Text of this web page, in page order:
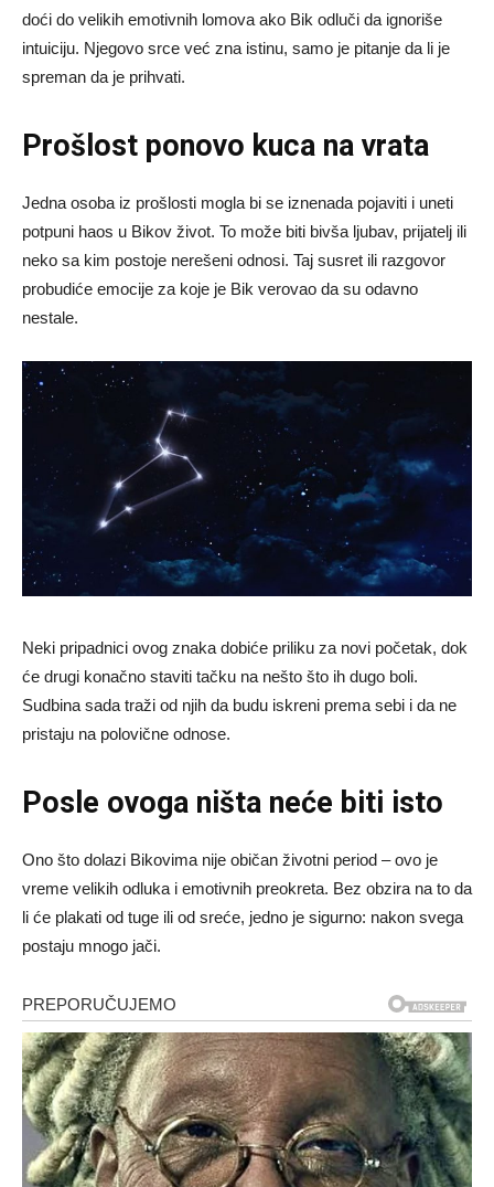
doći do velikih emotivnih lomova ako Bik odluči da ignoriše
intuiciju. Njegovo srce već zna istinu, samo je pitanje da li je
spreman da je prihvati.
Prošlost ponovo kuca na vrata
Jedna osoba iz prošlosti mogla bi se iznenada pojaviti i uneti
potpuni haos u Bikov život. To može biti bivša ljubav, prijatelj ili
neko sa kim postoje nerešeni odnosi. Taj susret ili razgovor
probudiće emocije za koje je Bik verovao da su odavno
nestale.
Neki pripadnici ovog znaka dobiće priliku za novi početak, dok
će drugi konačno staviti tačku na nešto što ih dugo boli.
Sudbina sada traži od njih da budu iskreni prema sebi i da ne
pristaju na polovične odnose.
Posle ovoga ništa neće biti isto
Ono što dolazi Bikovima nije običan životni period – ovo je
vreme velikih odluka i emotivnih preokreta. Bez obzira na to da
li će plakati od tuge ili od sreće, jedno je sigurno: nakon svega
postaju mnogo jači.